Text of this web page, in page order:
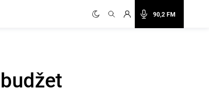
90,2 FM